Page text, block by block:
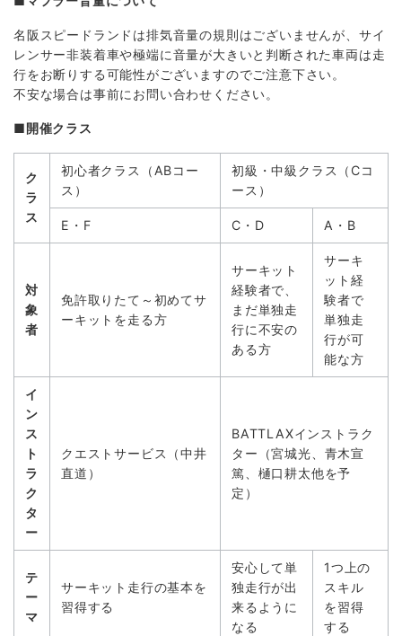
名阪スピードランドは排気音量の規則はございませんが、サイ
レンサー非装着車や極端に音量が大きいと判断された車両は走
行をお断りする可能性がございますのでご注意下さい。
不安な場合は事前にお問い合わせください。
■開催クラス
ク
ラ
ス
初心者クラス（ABコー
ス）
初級・中級クラス（Cコ
ース）
E・F C・D A・B
対
象
者
免許取りたて～初めてサ
ーキットを走る方
サーキット
経験者で、
まだ単独走
行に不安の
ある方
サーキ
ット経
験者で
単独走
行が可
能な方
イ
ン
ス
ト
ラ
ク
タ
ー
クエストサービス（中井
直道）
BATTLAXインストラク
ター（宮城光、青木宣
篤、樋口耕太他を予
定）
テ
ー
マ
サーキット走行の基本を
習得する
安心して単
独走行が出
来るように
なる
1つ上の
スキル
を習得
する